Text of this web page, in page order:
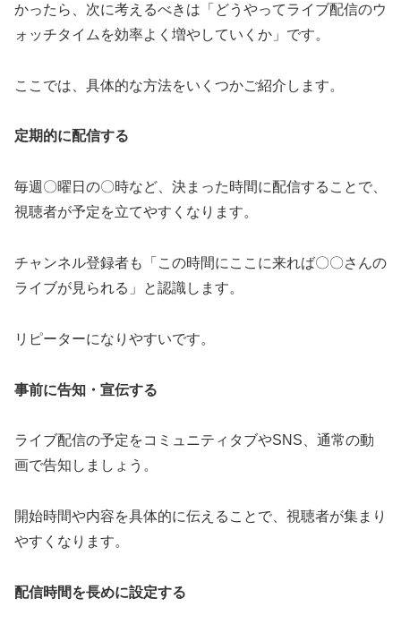
かったら、次に考えるべきは「どうやってライブ配信のウ
ォッチタイムを効率よく増やしていくか」です。
ここでは、具体的な方法をいくつかご紹介します。
定期的に配信する
毎週〇曜日の〇時など、決まった時間に配信することで、
視聴者が予定を立てやすくなります。
チャンネル登録者も「この時間にここに来れば〇〇さんの
ライブが見られる」と認識します。
リピーターになりやすいです。
事前に告知・宣伝する
ライブ配信の予定をコミュニティタブやSNS、通常の動
画で告知しましょう。
開始時間や内容を具体的に伝えることで、視聴者が集まり
やすくなります。
配信時間を長めに設定する